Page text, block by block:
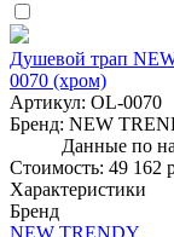
Душевой трап
0070 (хром)
Артикул: OL-0070
Бренд: NEW
Данные по
Стоимость: 49 162
Характеристики
Бренд
NEW TRENDY